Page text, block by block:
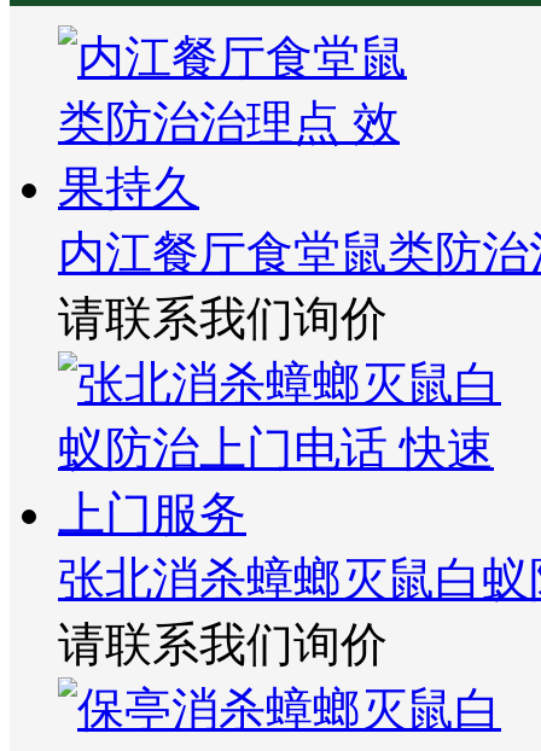
内江餐厅食堂鼠类防
请联系我们询价
张北消杀蟑螂灭鼠白
请联系我们询价